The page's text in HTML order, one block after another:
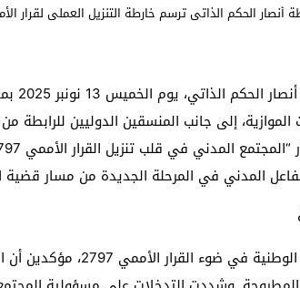
توعوية للتجار والساكنة لتنظيم جمع النفايات
في
إلى جانب المنسقين الدوليين للرابطة
المدني في المرحلة الجديدة من مسار قضية
ناقش المشاركون آخر تطورات القضية